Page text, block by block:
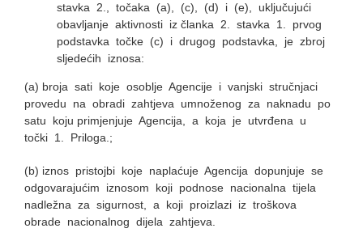
stavka 2., točaka (a), (c), (d) i (e), uključujući
obavljanje aktivnosti iz članka 2. stavka 1. prvog
podstavka točke (c) i drugog podstavka, je zbroj
sljedećih iznosa:
(a) broja sati koje osoblje Agencije i vanjski stručnjaci
provedu na obradi zahtjeva umnoženog za naknadu po
satu koju primjenjuje Agencija, a koja je utvrđena u
točki 1. Priloga.;
(b) iznos pristojbi koje naplaćuje Agencija dopunjuje se
odgovarajućim iznosom koji podnose nacionalna tijela
nadležna za sigurnost, a koji proizlazi iz troškova
obrade nacionalnog dijela zahtjeva.